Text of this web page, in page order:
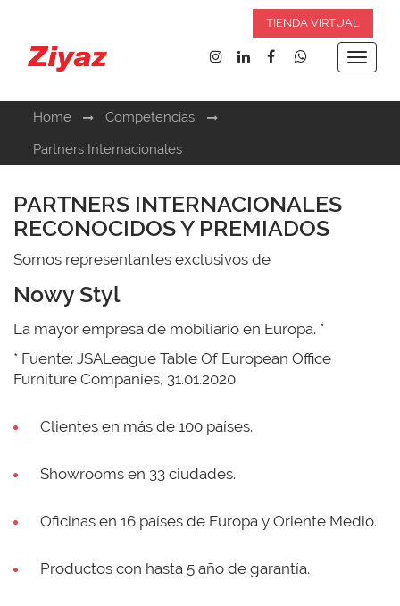
TIENDA VIRTUAL
Toggle
Home
Competencias
Partners Internacionales
PARTNERS INTERNACIONALES
RECONOCIDOS Y PREMIADOS
Somos representantes exclusivos de
Nowy Styl
La mayor empresa de mobiliario en Europa. *
* Fuente: JSALeague Table Of European Office
Furniture Companies, 31.01.2020
Clientes en más de 100 países.
Showrooms en 33 ciudades.
Oficinas en 16 países de Europa y Oriente Medio.
Productos con hasta 5 año de garantía.